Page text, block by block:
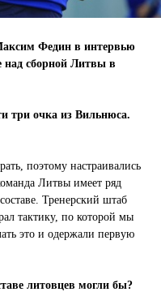
Федин в интервью
над сборной Литвы в
три очка из Вильнюса.
поэтому настраивались
Литвы имеет ряд
Тренерский штаб
тактику, по которой мы
это и одержали первую
литовцев могли бы?